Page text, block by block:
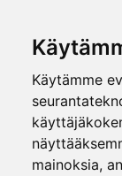
Käytämme
mainoksia,